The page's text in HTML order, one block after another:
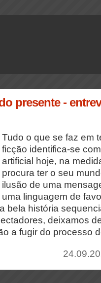
presente -
Tudo o que se faz em
ficção identifica-se
artificial hoje, na
procura ter o seu
ilusão de uma
uma linguagem de
bela história
deixamos
a fugir do processo